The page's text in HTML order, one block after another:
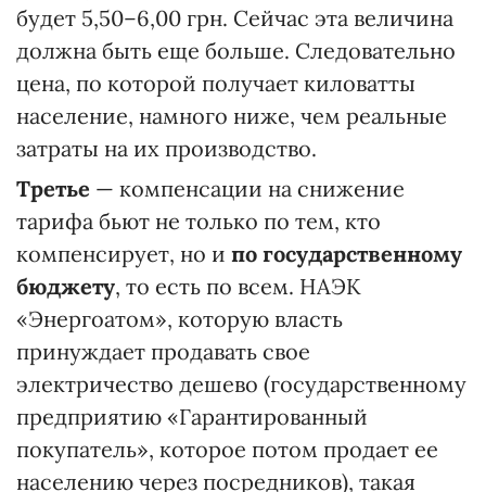
будет 5,50–6,00 грн. Сейчас эта величина
должна быть еще больше. Следовательно
цена, по которой получает киловатты
население, намного ниже, чем реальные
затраты на их производство.
Третье — компенсации на снижение
тарифа бьют не только по тем, кто
компенсирует, но и по государственному
бюджету, то есть по всем. НАЭК
«Энергоатом», которую власть
принуждает продавать свое
электричество дешево (государственному
предприятию «Гарантированный
покупатель», которое потом продает ее
населению через посредников), такая